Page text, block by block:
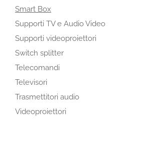
Smart Box
Supporti TV e Audio Video
Supporti videoproiettori
Switch splitter
Telecomandi
Televisori
Trasmettitori audio
Videoproiettori